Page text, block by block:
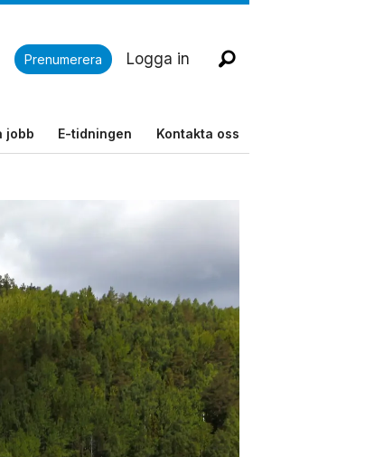
Prenumerera Logga in
jobb E-tidningen Kontakta oss